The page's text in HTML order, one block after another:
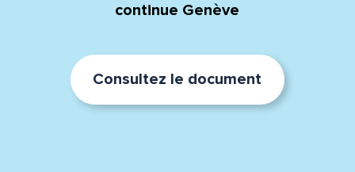
continue Genève
Consultez le document